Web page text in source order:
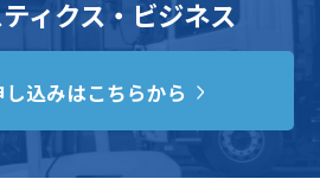
ィクス・ビジネス
込みはこちらから